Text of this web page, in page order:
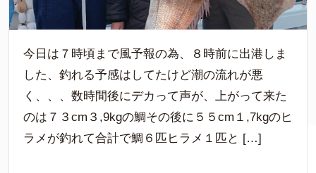
今日は７時頃まで風予報の為、８時前に出港しま
した、釣れる予感はしてたけど潮の流れが悪
く、、、数時間後にデカって声が、上がって来た
のは７３cm３,9kgの鯛その後に５５cm１,7kgのヒ
ラメが釣れて合計で鯛６匹ヒラメ１匹と […]